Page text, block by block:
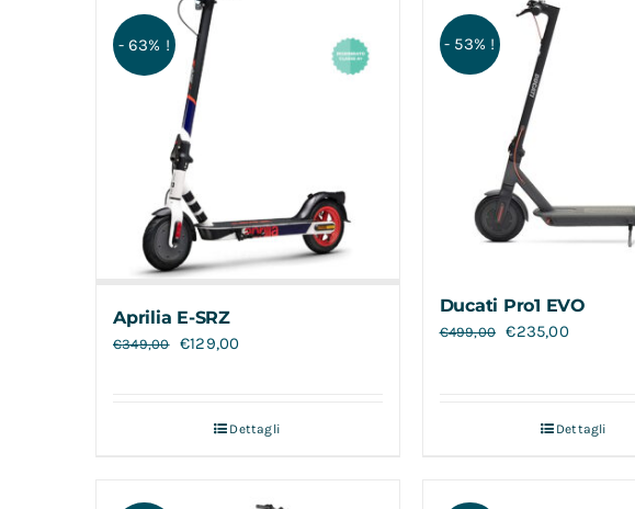
- 63% !
Aprilia E-SRZ
€349,00 €129,00
Dettagli
- 53% !
Ducati Pro1 EVO
€499,00 €235,00
Dettagli